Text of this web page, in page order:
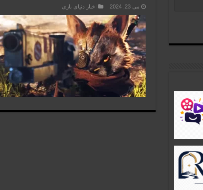
می 23, 2024 اخبار دنیای بازی